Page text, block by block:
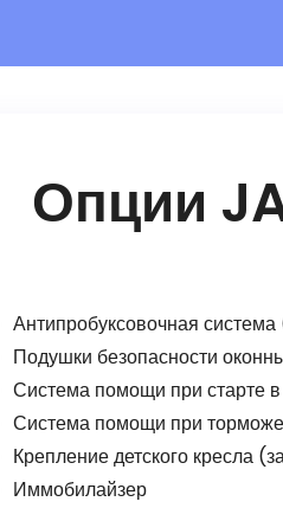
Опции
Антипробуксовочная система
Подушки безопасности
Система помощи при старте
Система помощи при
Крепление детского кресла
Иммобилайзер